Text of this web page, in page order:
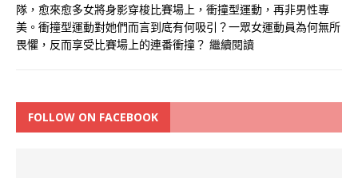
隊，愈來愈多女將身影穿梭比賽場上，衝撞型運動，再非男性專
美。衝撞型運動對她們而言到底有何吸引？一眾女運動員為何無所
畏懼，反而享受比賽場上的連番衝撞？ 繼續閱讀
FOLLOW ON FACEBOOK